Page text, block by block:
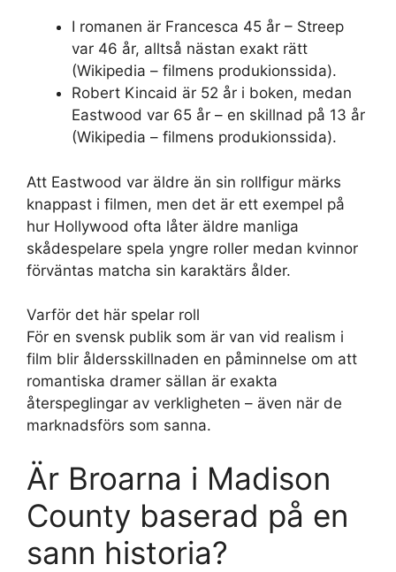
I romanen är Francesca 45 år – Streep
var 46 år, alltså nästan exakt rätt
(Wikipedia – filmens produkionssida).
Robert Kincaid är 52 år i boken, medan
Eastwood var 65 år – en skillnad på 13 år
(Wikipedia – filmens produkionssida).
Att Eastwood var äldre än sin rollfigur märks
knappast i filmen, men det är ett exempel på
hur Hollywood ofta låter äldre manliga
skådespelare spela yngre roller medan kvinnor
förväntas matcha sin karaktärs ålder.
Varför det här spelar roll
För en svensk publik som är van vid realism i
film blir åldersskillnaden en påminnelse om att
romantiska dramer sällan är exakta
återspeglingar av verkligheten – även när de
marknadsförs som sanna.
Är Broarna i Madison
County baserad på en
sann historia?